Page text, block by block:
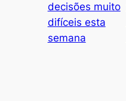
decisões muito
difíceis esta
semana